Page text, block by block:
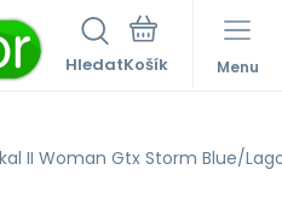
Hledat Menu
II Woman Gtx Storm Blue/